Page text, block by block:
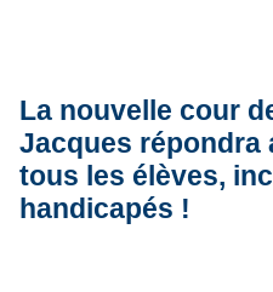
La nouvelle cour
Jacques répondra
tous les élèves,
handicapés !